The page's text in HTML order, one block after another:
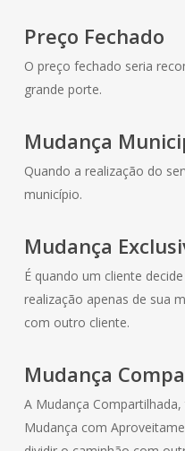
Preço Fechado
O preço fechado seria
grande porte.
Mudança
Quando a realização do
município.
Mudança
É quando um cliente
realização apenas de sua
com outro cliente.
Mudança
A Mudança
Mudança com